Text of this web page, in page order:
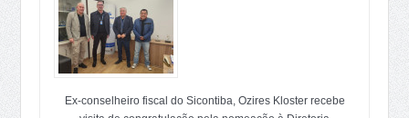
Ex-conselheiro fiscal do Sicontiba, Ozires Kloster recebe